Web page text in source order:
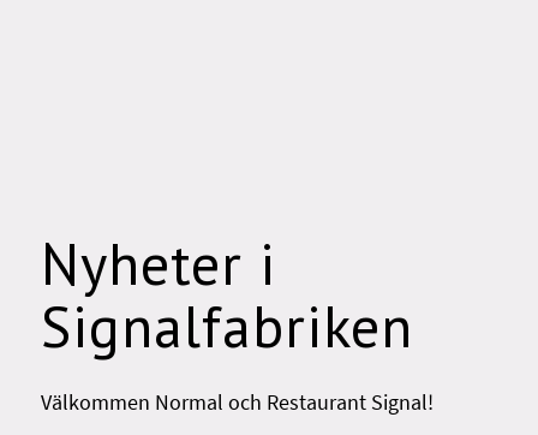
Nyheter i
Signalfabriken
Välkommen Normal och Restaurant Signal!